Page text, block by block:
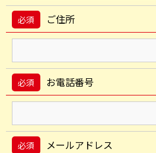
必須 ご住所
必須 お電話番号
必須 メールアドレス